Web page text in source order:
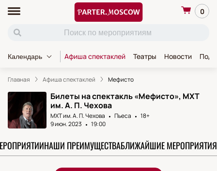
0
Календарь Афиша спектаклей Театры Новости
Главная Афиша спектаклей Мефисто
Билеты на спектакль «Мефисто», МХТ
им. А. П. Чехова
МХТ им. А. П. Чехова Пьеса
18+
9 июн. 2023
19:00
НАШИ ПРЕИМУЩЕСТВАБЛИЖАЙШИЕ МЕРОПРИЯТИЯ